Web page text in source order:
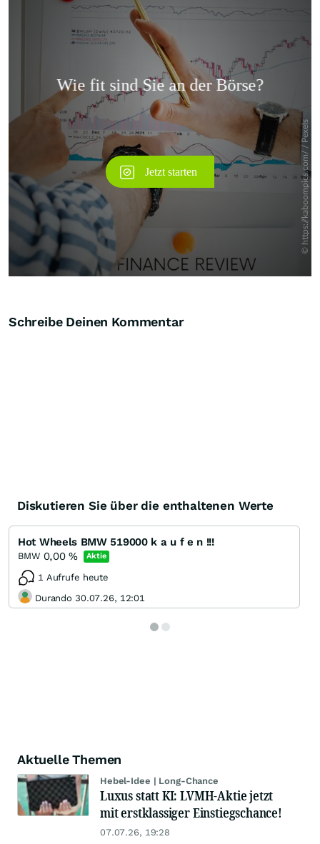
Überspringen
Schreibe Deinen Kommentar
Diskutieren Sie über die enthaltenen Werte
Hot Wheels BMW 519000 k a u f e n !!!
BMW 0,00% Aktie
1 Aufrufe heute
Durando 30.07.26, 12:01
Aktuelle Themen
Hebel-Idee | Long-Chance
Luxus statt KI: LVMH-Aktie jetzt
mit erstklassiger Einstiegschance!
07.07.26, 19:28